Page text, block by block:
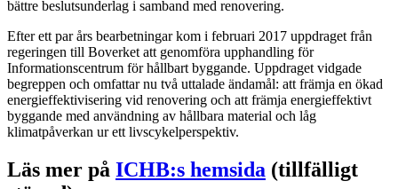
bättre beslutsunderlag i samband med renovering.
Efter ett par års bearbetningar kom i februari 2017 uppdraget från
regeringen till Boverket att genomföra upphandling för
Informationscentrum för hållbart byggande. Uppdraget vidgade
begreppen och omfattar nu två uttalade ändamål: att främja en ökad
energieffektivisering vid renovering och att främja energieffektivt
byggande med användning av hållbara material och låg
klimatpåverkan ur ett livscykelperspektiv.
Läs mer på ICHB:s hemsida (tillfälligt